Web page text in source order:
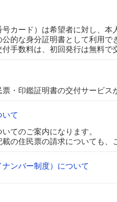
カード）は希望者に対し、
的な身分証明書として利用
手数料は、初回発行は無料で
・印鑑証明書の交付サービス
いて
てのご案内になります。
の住民票の請求についても、
ンバー制度）について